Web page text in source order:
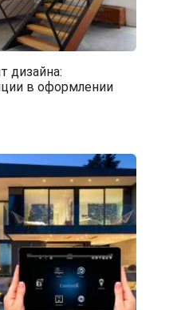
дизайна:
в оформлении